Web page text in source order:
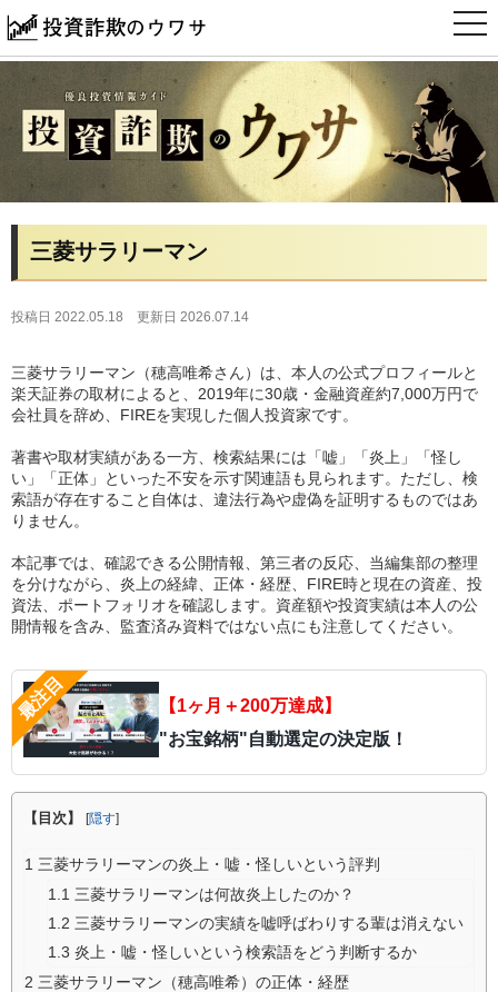
t
o
g
a
i
a
三菱サラリーマン
投稿日 2022.05.18 更新日 2026.07.14
三菱サラリーマン（穂高唯希さん）は、本人の公式プロフィールと
楽天証券の取材によると、2019年に30歳・金融資産約7,000万円で
会社員を辞め、FIREを実現した個人投資家です。
著書や取材実績がある一方、検索結果には「嘘」「炎上」「怪し
い」「正体」といった不安を示す関連語も見られます。ただし、検
索語が存在すること自体は、違法行為や虚偽を証明するものではあ
りません。
本記事では、確認できる公開情報、第三者の反応、当編集部の整理
を分けながら、炎上の経緯、正体・経歴、FIRE時と現在の資産、投
資法、ポートフォリオを確認します。資産額や投資実績は本人の公
開情報を含み、監査済み資料ではない点にも注意してください。
【1ヶ月＋200万達成】
"お宝銘柄"自動選定の決定版！
【目次】 [隠す]
1 三菱サラリーマンの炎上・嘘・怪しいという評判
1.1 三菱サラリーマンは何故炎上したのか？
1.2 三菱サラリーマンの実績を嘘呼ばわりする輩は消えない
1.3 炎上・嘘・怪しいという検索語をどう判断するか
2 三菱サラリーマン（穂高唯希）の正体・経歴